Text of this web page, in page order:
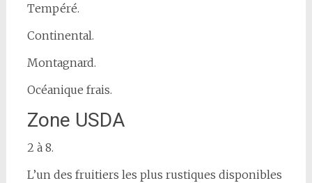
Tempéré.
Continental.
Montagnard.
Océanique frais.
Zone USDA
2 à 8.
L’un des fruitiers les plus rustiques disponibles